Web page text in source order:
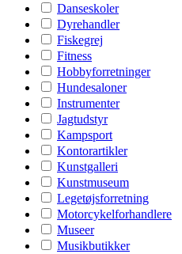
Danseskoler
Dyrehandler
Fiskegrej
Fitness
Hobbyforretninger
Hundesaloner
Instrumenter
Jagtudstyr
Kampsport
Kontorartikler
Kunstgalleri
Kunstmuseum
Legetøjsforretning
Motorcykelforhandlere
Museer
Musikbutikker